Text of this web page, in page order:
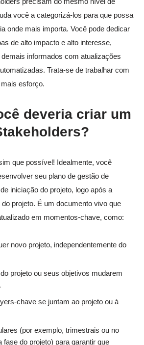
você a categorizá-los para que possa
onde mais importa. Você pode dedicar
de alto impacto e alto interesse,
informados com atualizações
Trata-se de trabalhar com
esforço.
deveria criar um
que possível! Idealmente, você
seu plano de gestão de
iniciação do projeto, logo após a
projeto. É um documento vivo que
em momentos-chave, como:
novo projeto, independentemente do
projeto ou seus objetivos mudarem
chave se juntam ao projeto ou à
(por exemplo, trimestrais ou no
fase do projeto) para garantir que